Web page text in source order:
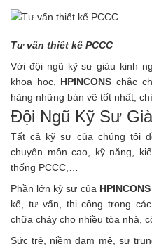
Tư vấn thiết kế PCCC
Với đội ngũ kỹ sư giàu kinh
khoa học, HPINCONS chắc
hàng những bản vẽ tốt nhất,
Đội Ngũ Kỹ Sư
Tất cả kỹ sư của chúng tôi
chuyên môn cao, kỹ năng,
thống PCCC,…
Phần lớn kỹ sư của HPINCONS
kế, tư vấn, thi công trong
chữa cháy cho nhiều tòa nhà,
Sức trẻ, niềm đam mê, sự